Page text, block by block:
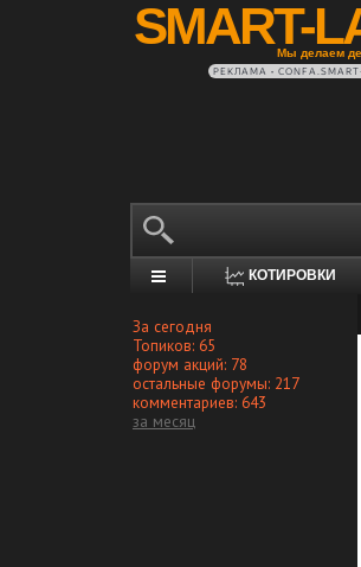
SMART-
Мы делаем
РЕКЛАМА •
КОТИРОВКИ
За сегодня
Топиков: 65
форум акций: 78
остальные форумы: 217
комментариев: 643
за месяц